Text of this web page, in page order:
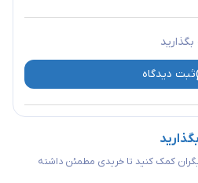
ثبت دیدگاه
کمک کنید تا خریدی مطمئن داشته